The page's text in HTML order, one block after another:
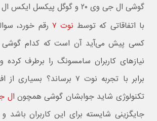
گوشی ال جی وی ۲۰ و گوگل پیکسل ایکس ال روی خواهند آورد.
با اتفاقاتی که توسط نوت ۷
رقم خورد،
کسی پیش می‌آید آن است که کدام گوشی
نیازهای کاربران سامسونگ را برطرف کرده
برابر با تجربه نوت ۷ برساند؟
تکنولوژی شاید جوابشان گوشی همچون ال
جایگزینی شایسته برای این کاربران باشد